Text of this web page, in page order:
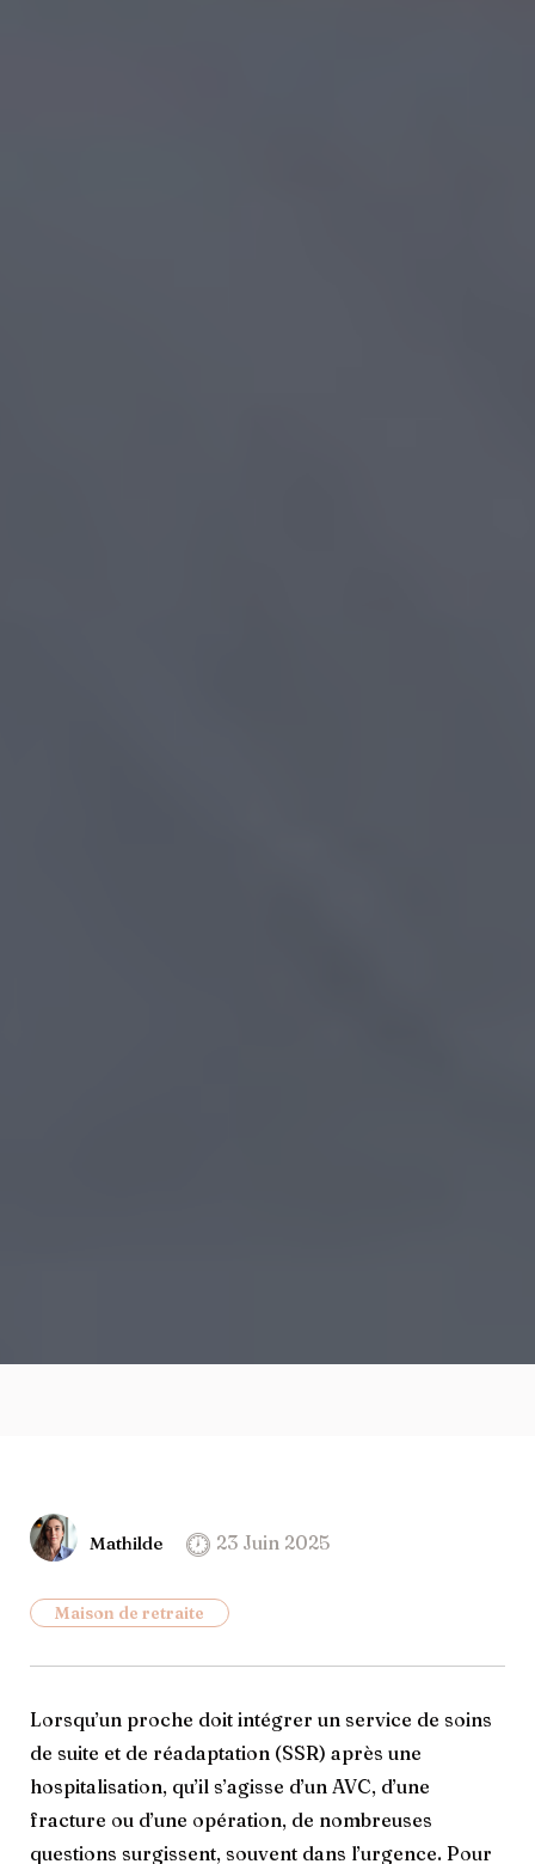
Mathilde 23 Juin 2025
Maison de retraite
Lorsqu’un proche doit intégrer un service de soins
de suite et de réadaptation (SSR) après une
hospitalisation, qu’il s’agisse d’un AVC, d’une
fracture ou d’une opération, de nombreuses
questions surgissent, souvent dans l’urgence. Pour